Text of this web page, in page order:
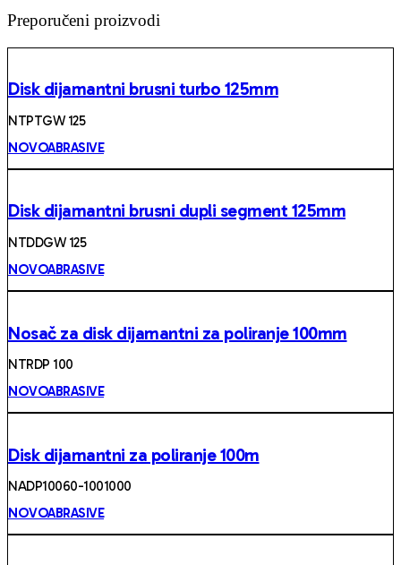
Preporučeni proizvodi
Disk dijamantni brusni turbo 125mm
NTPTGW 125
NOVOABRASIVE
Disk dijamantni brusni dupli segment 125mm
NTDDGW 125
NOVOABRASIVE
Nosač za disk dijamantni za poliranje 100mm
NTRDP 100
NOVOABRASIVE
Disk dijamantni za poliranje 100m
NADP10060-1001000
NOVOABRASIVE